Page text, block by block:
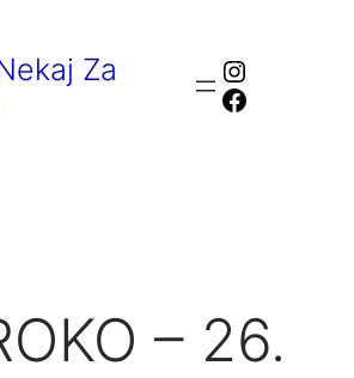
Za
Facebook
– 26.